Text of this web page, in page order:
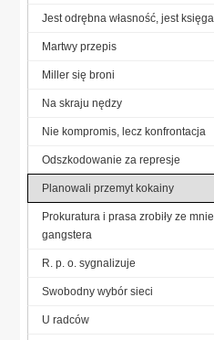
Jest odrębna własność, jest księga
Martwy przepis
Miller się broni
Na skraju nędzy
Nie kompromis, lecz konfrontacja
Odszkodowanie za represje
Planowali przemyt kokainy
Prokuratura i prasa zrobiły ze mnie
gangstera
R. p. o. sygnalizuje
Swobodny wybór sieci
U radców